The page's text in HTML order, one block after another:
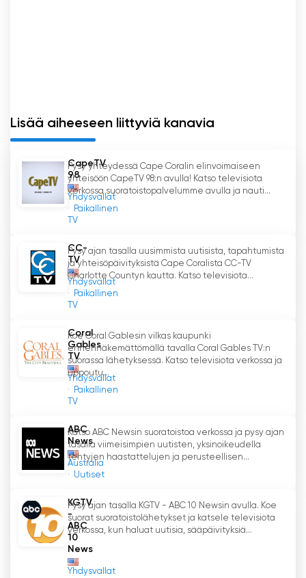
Lisää aiheeseen liittyviä kanavia
CapeTV
98
Yhdysvallat
Paikallinen
TV
Pysy yhteydessä Cape Coralin elinvoimaiseen
yhteisöön CapeTV 98:n avulla! Katso televisiota
verkossa suoratoistopalvelumme avulla ja nauti...
CC-
TV
Yhdysvallat
Paikallinen
TV
Pysy ajan tasalla uusimmista uutisista, tapahtumista
ja yhteisöpäivityksistä Cape Coralista CC-TV
Charlotte Countyn kautta. Katso televisiota...
Coral
Gables
TV
Yhdysvallat
Paikallinen
TV
Koe Coral Gablesin vilkas kaupunki
ennennäkemättömällä tavalla Coral Gables TV:n
suorassa lähetyksessä. Katso televisiota verkossa ja
uppoutu...
ABC
News
Australia
Uutiset
Katso ABC Newsin suoratoistoa verkossa ja pysy ajan
tasalla viimeisimpien uutisten, yksinoikeudella
tehtyjen haastattelujen ja perusteellisen...
KGTV
-
ABC
10
News
Yhdysvallat
Pysy ajan tasalla KGTV - ABC 10 Newsin avulla. Koe
suorat suoratoistolähetykset ja katsele televisiota
verkossa, kun haluat uutisia, sääpäivityksiä...